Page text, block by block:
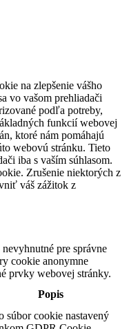
na zlepšenie vášho
vo vašom prehliadači
podľa potreby,
funkcií webovej
ktoré nám pomáhajú
webovú stránku. Tieto
iba s vaším súhlasom.
Zrušenie niektorých z
váš zážitok z
pre správne
cookie anonymne
prvky webovej stránky.
Popis
súbor cookie nastavený